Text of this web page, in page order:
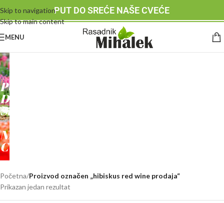
Skip to navigation
Skip to main content
PUT DO SREĆE NAŠE CVEĆE
MENU
RASADNIK
MIHALEK
PUT
DO
SREĆE
-
NAŠE
CVEĆE
Početna/Proizvod označen „hibiskus red wine prodaja“
Prikazan jedan rezultat